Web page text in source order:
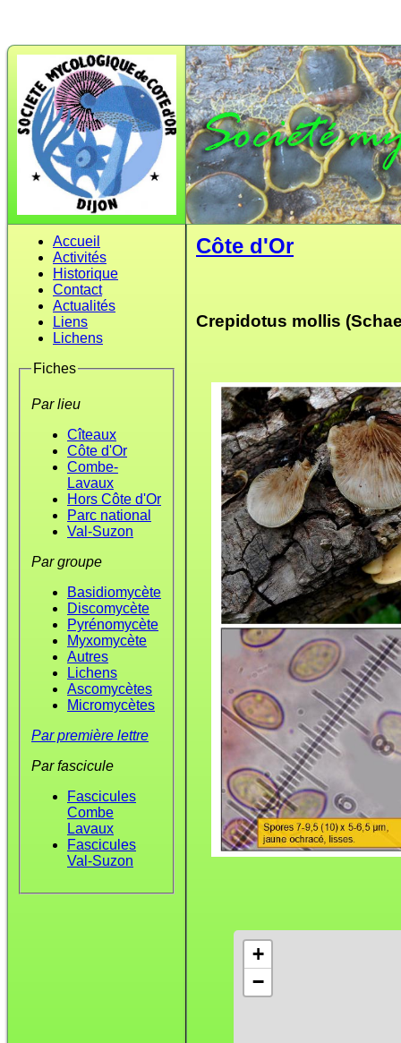
Accueil
Activités
Historique
Contact
Actualités
Liens
Lichens
Fiches
Par lieu
Cîteaux
Côte d'Or
Combe-
Lavaux
Hors Côte d'Or
Parc national
Val-Suzon
Par groupe
Basidiomycète
Discomycète
Pyrénomycète
Myxomycète
Autres
Lichens
Ascomycètes
Micromycètes
Par première lettre
Par fascicule
Fascicules
Combe
Lavaux
Fascicules
Val-Suzon
Côte d'Or
Crepidotus mollis
+
−